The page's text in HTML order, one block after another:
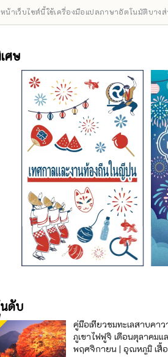
เลขานุการ: สถาบันออกแบบเมือ
Shimbun 3-4-5 Umeda, Kita-
หน้าเว็บไซต์นี้ใช้เครื่องมือแปลภาษาอัตโนมัติบาง
ศษ
ดับ
คู่มือเที่ยวชมทะเลสาบคา
ภูเขาไฟฟูจิ เดือนตุลาคมแ
พฤศจิกายน | อุณหภูมิ เสื้